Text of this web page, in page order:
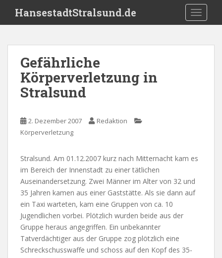
i
HansestadtStralsund.de
Gefährliche
Körperverletzung in
Stralsund
2. Dezember 2007
Redaktion
Körperverletzung
Stralsund. Am 01.12.2007 kurz nach Mitternacht kam es
im Bereich der Innenstadt zu einer tätlichen
Auseinandersetzung. Zwei Männer im Alter von 32 und
35 Jahren kamen aus einer Gaststätte. Als sie dann auf
ein Taxi warteten, kam eine Gruppen von ca. 10
Jugendlichen vorbei. Plötzlich wurden beide aus der
Gruppe heraus angegriffen. Ein unbekannter
Tatverdächtiger aus der Gruppe zog plötzlich eine
Schreckschusswaffe und schoss auf den Kopf des 35-